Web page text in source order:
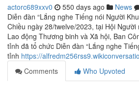
actorc689xxv0 550 days ago News
Diễn đàn “Lắng nghe Tiếng nói Người
Chiều ngày 28/twelve/2023, tại Hội
Lao động Thương binh và Xã hội, Ban
tỉnh đã tổ chức Diễn đàn “Lắng nghe
tỉnh https://
Comments
Who Upvoted